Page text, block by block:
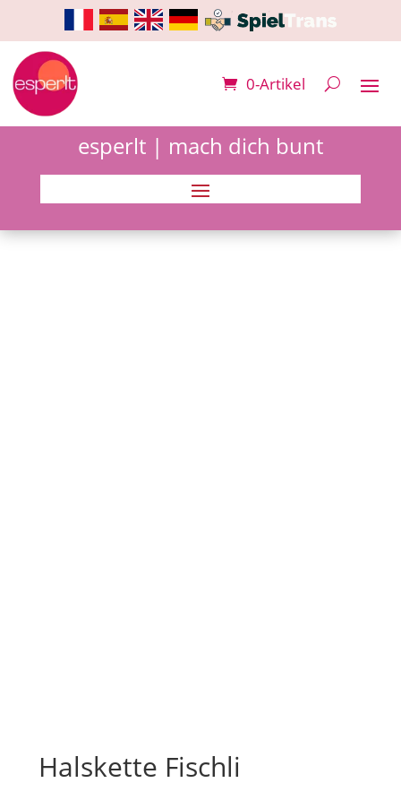
0-Artikel
esperlt | mach dich bunt
Halskette Fischli